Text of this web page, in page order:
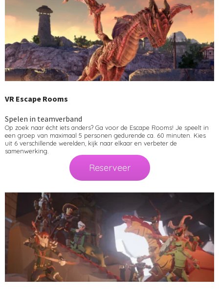
VR Escape Rooms
Spelen in teamverband
Op zoek naar écht iets anders? Ga voor de Escape Rooms! Je speelt in
een groep van maximaal 5 personen gedurende ca. 60 minuten. Kies
uit 6 verschillende werelden, kijk naar elkaar en verbeter de
samenwerking.
Reserveer